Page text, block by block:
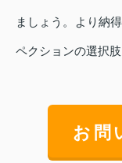
ましょう。より納
ペクションの選択
お問